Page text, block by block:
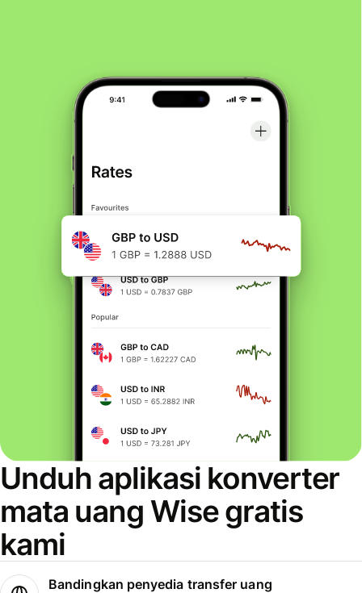
Unduh aplikasi konverter
mata uang Wise gratis
kami
Bandingkan penyedia transfer uang